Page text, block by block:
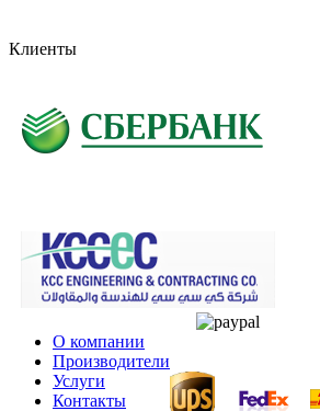
Клиенты
О компании
Производители
Услуги
Контакты